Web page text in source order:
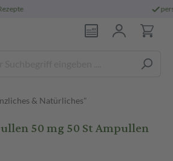
persönliche
& Natürliches"
50 mg 50 St Ampullen